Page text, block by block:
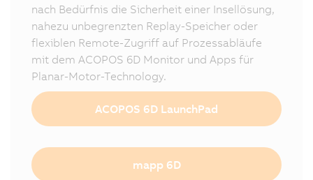
nach Bedürfnis die Sicherheit einer Insellösung,
nahezu unbegrenzten Replay-Speicher oder
flexiblen Remote-Zugriff auf Prozessabläufe
mit dem ACOPOS 6D Monitor und Apps für
Planar-Motor-Technology.
ACOPOS 6D LaunchPad
mapp 6D